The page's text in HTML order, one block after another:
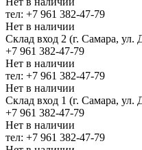
тел: +7 961 382-47-79
Нет в наличии
Склад вход 2 (г. Самара, ул.
+7 961 382-47-79
Нет в наличии
тел: +7 961 382-47-79
Нет в наличии
Склад вход 1 (г. Самара, ул.
+7 961 382-47-79
Нет в наличии
тел: +7 961 382-47-79